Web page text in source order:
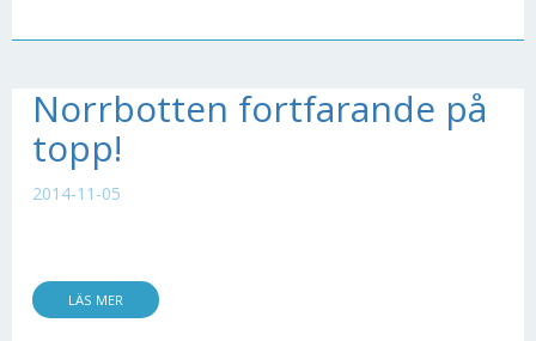
Norrbotten fortfarande på
topp!
2014-11-05
LÄS MER